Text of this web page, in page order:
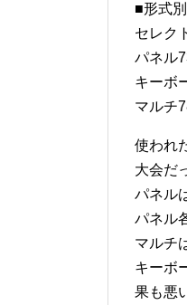
■形式
セレク
パネル
キーボ
マルチ
使われ
大会だ
パネル
パネル
マルチ
キーボ
果も悪